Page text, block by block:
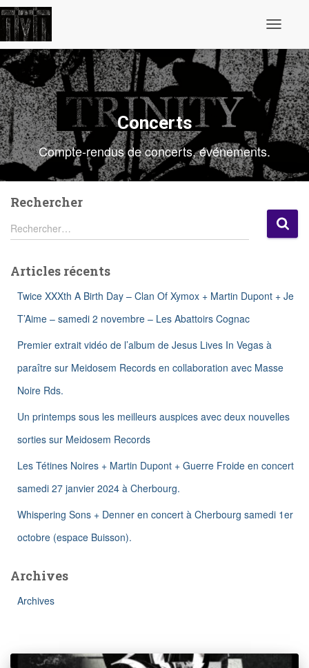
Concerts
Compte-rendus de concerts, événements.
Rechercher
R
e
h
e
Rechercher…
Articles récents
Twice XXXth A Birth Day – Clan Of Xymox + Martin Dupont + Je
T’Aime – samedi 2 novembre – Les Abattoirs Cognac
Premier extrait vidéo de l’album de Jesus Lives In Vegas à
paraître sur Meidosem Records en collaboration avec Masse
Noire Rds.
Un printemps sous les meilleurs auspices avec deux nouvelles
sorties sur Meidosem Records
Les Tétines Noires + Martin Dupont + Guerre Froide en concert
samedi 27 janvier 2024 à Cherbourg.
Whispering Sons + Denner en concert à Cherbourg samedi 1er
octobre (espace Buisson).
Archives
Archives